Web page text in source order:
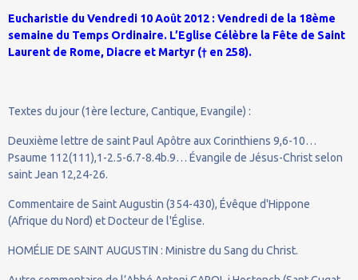
Eucharistie du Vendredi 10 Août 2012 : Vendredi de la 18ème
semaine du Temps Ordinaire. L’Eglise Célèbre la Fête de Saint
Laurent de Rome, Diacre et Martyr († en 258).
Textes du jour (1ère lecture, Cantique, Evangile) :
Deuxième lettre de saint Paul Apôtre aux Corinthiens 9,6-10…
Psaume 112(111),1-2.5-6.7-8.4b.9… Évangile de Jésus-Christ selon
saint Jean 12,24-26.
Commentaire de Saint Augustin (354-430), Évêque d'Hippone
(Afrique du Nord) et Docteur de l'Église.
HOMÉLIE DE SAINT AUGUSTIN : Ministre du Sang du Christ.